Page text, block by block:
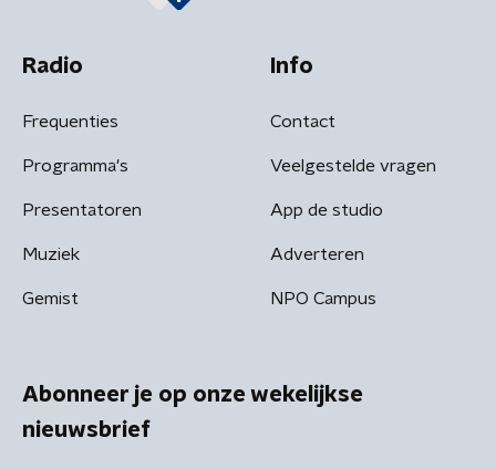
Radio
Frequenties
Programma's
Presentatoren
Muziek
Gemist
Info
Contact
Veelgestelde vragen
App de studio
Adverteren
NPO Campus
Abonneer je op onze wekelijkse
nieuwsbrief